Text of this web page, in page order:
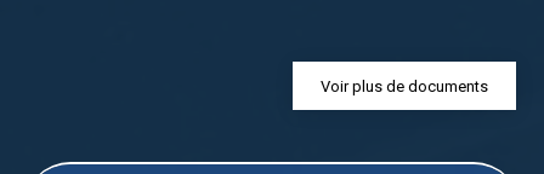
Voir plus de documents